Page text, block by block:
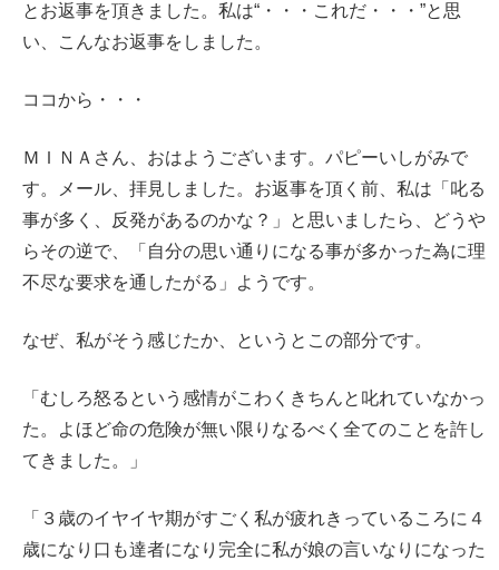
とお返事を頂きました。私は“・・・これだ・・・”と思
い、こんなお返事をしました。
ココから・・・
ＭＩＮＡさん、おはようございます。パピーいしがみで
す。メール、拝見しました。お返事を頂く前、私は「叱る
事が多く、反発があるのかな？」と思いましたら、どうや
らその逆で、「自分の思い通りになる事が多かった為に理
不尽な要求を通したがる」ようです。
なぜ、私がそう感じたか、というとこの部分です。
「むしろ怒るという感情がこわくきちんと叱れていなかっ
た。よほど命の危険が無い限りなるべく全てのことを許し
てきました。」
「３歳のイヤイヤ期がすごく私が疲れきっているころに４
歳になり口も達者になり完全に私が娘の言いなりになった